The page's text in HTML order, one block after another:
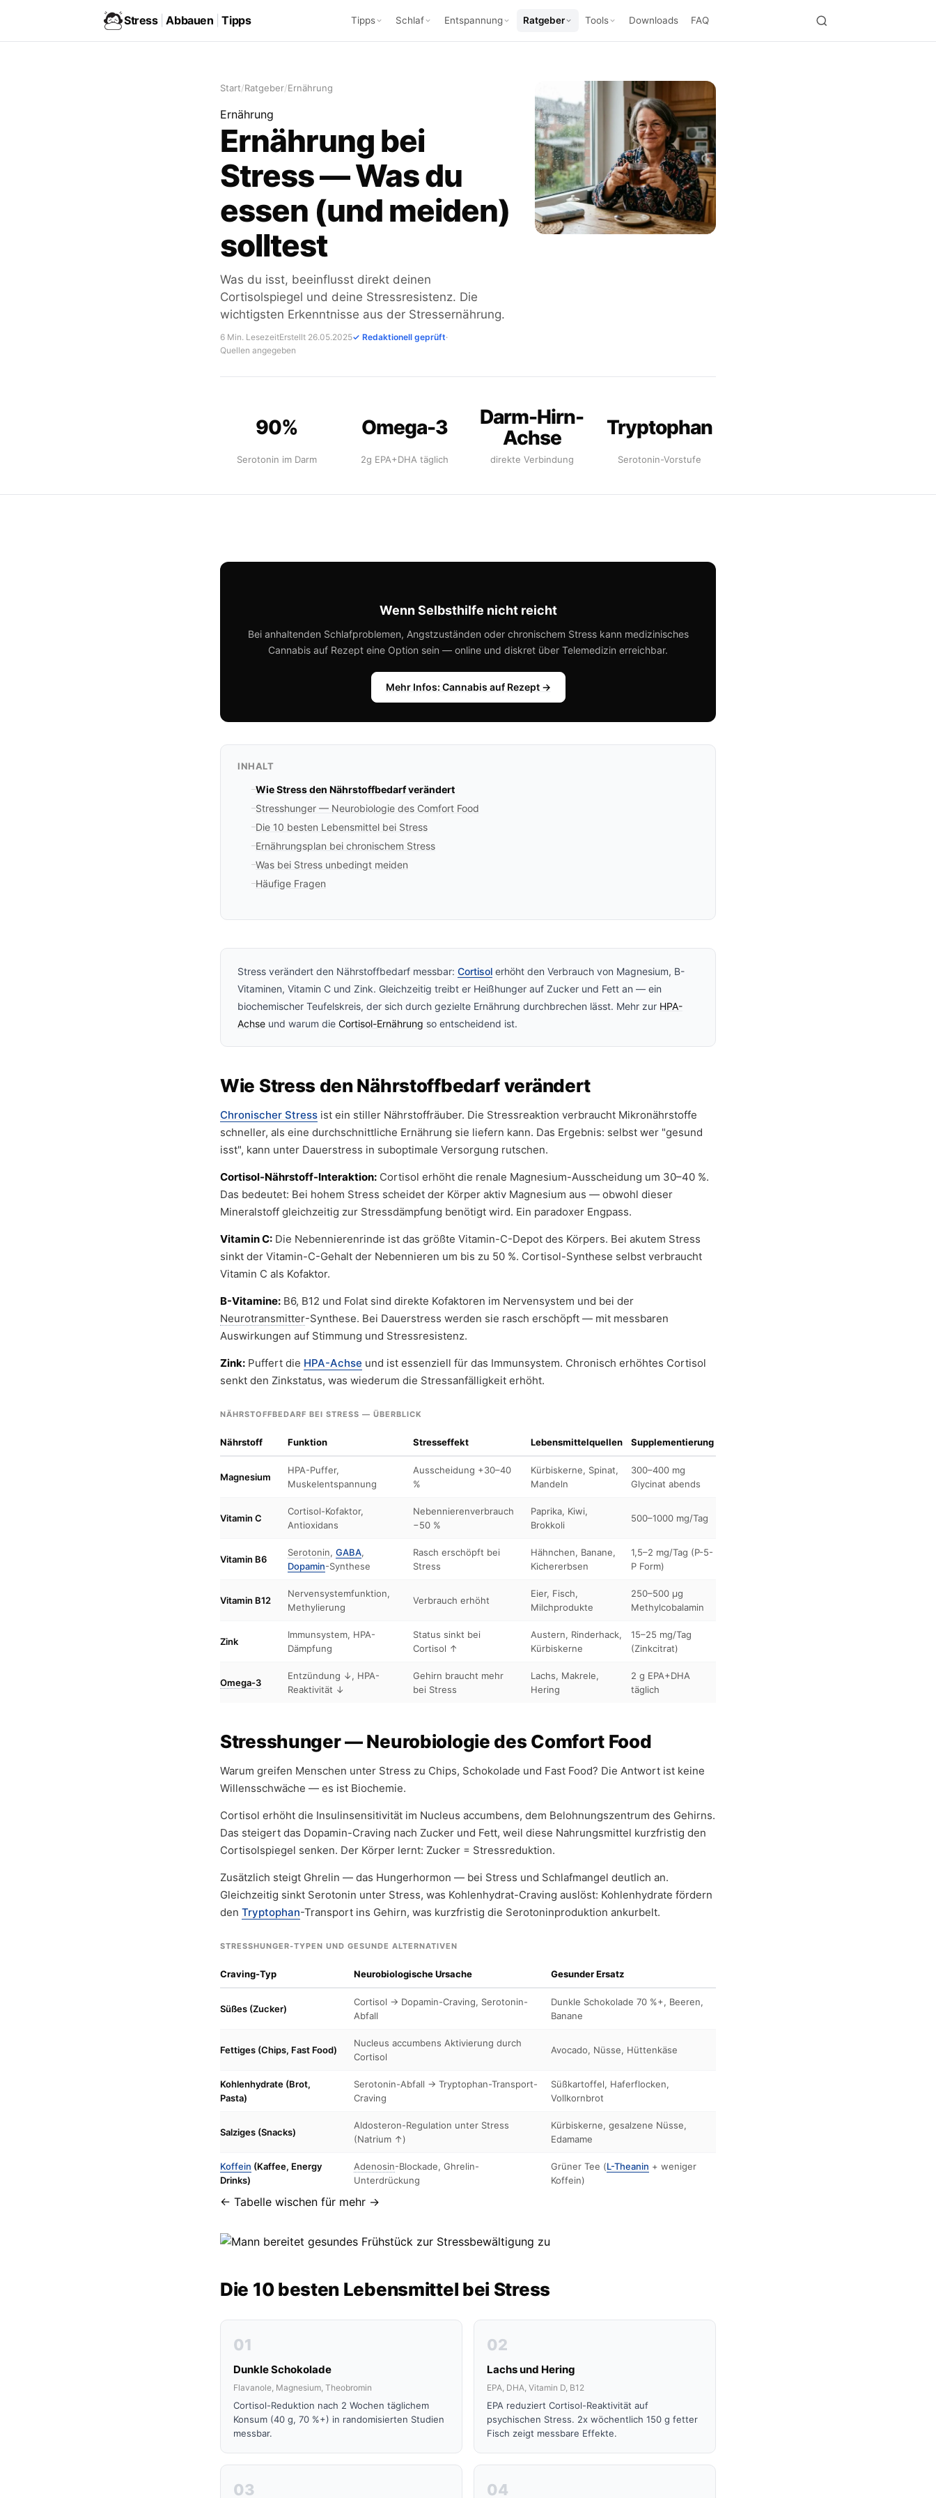
Stress Abbauen Tipps Tipps Schlaf Entspannung Ratgeber Tools Downloads FAQ
Start/Ratgeber/Ernährung
Ernährung
Ernährung bei
Stress — Was du
essen (und meiden)
solltest
Was du isst, beeinflusst direkt deinen
Cortisolspiegel und deine Stressresistenz. Die
wichtigsten Erkenntnisse aus der Stressernährung.
6 Min. LesezeitErstellt 26.05.2025✓ Redaktionell geprüft·
Quellen angegeben
90%
Serotonin im Darm
Omega-3
2g EPA+DHA täglich
Darm-Hirn-
Achse
direkte Verbindung
Tryptophan
Serotonin-Vorstufe
Wenn Selbsthilfe nicht reicht
Bei anhaltenden Schlafproblemen, Angstzuständen oder chronischem Stress kann medizinisches
Cannabis auf Rezept eine Option sein — online und diskret über Telemedizin erreichbar.
Mehr Infos: Cannabis auf Rezept →
INHALT
Wie Stress den Nährstoffbedarf verändert
Stresshunger — Neurobiologie des Comfort Food
Die 10 besten Lebensmittel bei Stress
Ernährungsplan bei chronischem Stress
Was bei Stress unbedingt meiden
Häufige Fragen
Stress verändert den Nährstoffbedarf messbar: Cortisol erhöht den Verbrauch von Magnesium, B-
Vitaminen, Vitamin C und Zink. Gleichzeitig treibt er Heißhunger auf Zucker und Fett an — ein
biochemischer Teufelskreis, der sich durch gezielte Ernährung durchbrechen lässt. Mehr zur HPA-
Achse und warum die Cortisol-Ernährung so entscheidend ist.
Wie Stress den Nährstoffbedarf verändert
Chronischer Stress ist ein stiller Nährstoffräuber. Die Stressreaktion verbraucht Mikronährstoffe
schneller, als eine durchschnittliche Ernährung sie liefern kann. Das Ergebnis: selbst wer "gesund
isst", kann unter Dauerstress in suboptimale Versorgung rutschen.
Cortisol-Nährstoff-Interaktion: Cortisol erhöht die renale Magnesium-Ausscheidung um 30–40 %.
Das bedeutet: Bei hohem Stress scheidet der Körper aktiv Magnesium aus — obwohl dieser
Mineralstoff gleichzeitig zur Stressdämpfung benötigt wird. Ein paradoxer Engpass.
Vitamin C: Die Nebennierenrinde ist das größte Vitamin-C-Depot des Körpers. Bei akutem Stress
sinkt der Vitamin-C-Gehalt der Nebennieren um bis zu 50 %. Cortisol-Synthese selbst verbraucht
Vitamin C als Kofaktor.
B-Vitamine: B6, B12 und Folat sind direkte Kofaktoren im Nervensystem und bei der
Neurotransmitter-Synthese. Bei Dauerstress werden sie rasch erschöpft — mit messbaren
Auswirkungen auf Stimmung und Stressresistenz.
Zink: Puffert die HPA-Achse und ist essenziell für das Immunsystem. Chronisch erhöhtes Cortisol
senkt den Zinkstatus, was wiederum die Stressanfälligkeit erhöht.
NÄHRSTOFFBEDARF BEI STRESS — ÜBERBLICK
Nährstoff Funktion Stresseffekt Lebensmittelquellen Supplementierung
Magnesium
HPA-Puffer,
Muskelentspannung
Ausscheidung +30–40
%
Kürbiskerne, Spinat,
Mandeln
300–400 mg
Glycinat abends
Vitamin C
Cortisol-Kofaktor,
Antioxidans
Nebennierenverbrauch
−50 %
Paprika, Kiwi,
Brokkoli
500–1000 mg/Tag
Vitamin B6
Serotonin, GABA,
Dopamin-Synthese
Rasch erschöpft bei
Stress
Hähnchen, Banane,
Kichererbsen
1,5–2 mg/Tag (P-5-
P Form)
Vitamin B12
Nervensystemfunktion,
Methylierung
Verbrauch erhöht
Eier, Fisch,
Milchprodukte
250–500 µg
Methylcobalamin
Zink
Immunsystem, HPA-
Dämpfung
Status sinkt bei
Cortisol ↑
Austern, Rinderhack,
Kürbiskerne
15–25 mg/Tag
(Zinkcitrat)
Omega-3
Entzündung ↓, HPA-
Reaktivität ↓
Gehirn braucht mehr
bei Stress
Lachs, Makrele,
Hering
2 g EPA+DHA
täglich
Stresshunger — Neurobiologie des Comfort Food
Warum greifen Menschen unter Stress zu Chips, Schokolade und Fast Food? Die Antwort ist keine
Willensschwäche — es ist Biochemie.
Cortisol erhöht die Insulinsensitivität im Nucleus accumbens, dem Belohnungszentrum des Gehirns.
Das steigert das Dopamin-Craving nach Zucker und Fett, weil diese Nahrungsmittel kurzfristig den
Cortisolspiegel senken. Der Körper lernt: Zucker = Stressreduktion.
Zusätzlich steigt Ghrelin — das Hungerhormon — bei Stress und Schlafmangel deutlich an.
Gleichzeitig sinkt Serotonin unter Stress, was Kohlenhydrat-Craving auslöst: Kohlenhydrate fördern
den Tryptophan-Transport ins Gehirn, was kurzfristig die Serotoninproduktion ankurbelt.
STRESSHUNGER-TYPEN UND GESUNDE ALTERNATIVEN
Craving-Typ Neurobiologische Ursache Gesunder Ersatz
Süßes (Zucker)
Cortisol → Dopamin-Craving, Serotonin-
Abfall
Dunkle Schokolade 70 %+, Beeren,
Banane
Fettiges (Chips, Fast Food)
Nucleus accumbens Aktivierung durch
Cortisol
Avocado, Nüsse, Hüttenkäse
Kohlenhydrate (Brot,
Pasta)
Serotonin-Abfall → Tryptophan-Transport-
Craving
Süßkartoffel, Haferflocken,
Vollkornbrot
Salziges (Snacks)
Aldosteron-Regulation unter Stress
(Natrium ↑)
Kürbiskerne, gesalzene Nüsse,
Edamame
Koffein (Kaffee, Energy
Drinks)
Adenosin-Blockade, Ghrelin-
Unterdrückung
Grüner Tee (L-Theanin + weniger
Koffein)
← Tabelle wischen für mehr →
Die 10 besten Lebensmittel bei Stress
01
Dunkle Schokolade
Flavanole, Magnesium, Theobromin
Cortisol-Reduktion nach 2 Wochen täglichem
Konsum (40 g, 70 %+) in randomisierten Studien
messbar.
02
Lachs und Hering
EPA, DHA, Vitamin D, B12
EPA reduziert Cortisol-Reaktivität auf
psychischen Stress. 2x wöchentlich 150 g fetter
Fisch zeigt messbare Effekte.
03 04